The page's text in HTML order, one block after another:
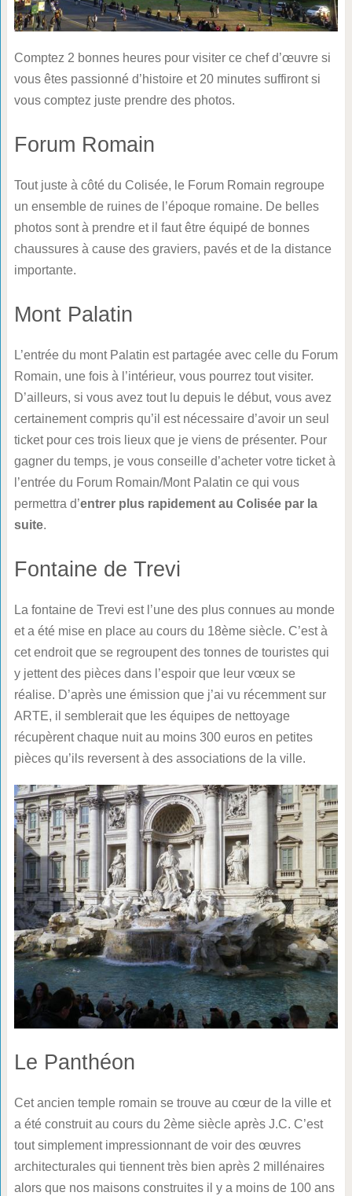
Comptez 2 bonnes heures pour visiter ce chef d’œuvre si
vous êtes passionné d’histoire et 20 minutes suffiront si
vous comptez juste prendre des photos.
Forum Romain
Tout juste à côté du Colisée, le Forum Romain regroupe
un ensemble de ruines de l’époque romaine. De belles
photos sont à prendre et il faut être équipé de bonnes
chaussures à cause des graviers, pavés et de la distance
importante.
Mont Palatin
L’entrée du mont Palatin est partagée avec celle du Forum
Romain, une fois à l’intérieur, vous pourrez tout visiter.
D’ailleurs, si vous avez tout lu depuis le début, vous avez
certainement compris qu’il est nécessaire d’avoir un seul
ticket pour ces trois lieux que je viens de présenter. Pour
gagner du temps, je vous conseille d’acheter votre ticket à
l’entrée du Forum Romain/Mont Palatin ce qui vous
permettra d’entrer plus rapidement au Colisée par la
suite.
Fontaine de Trevi
La fontaine de Trevi est l’une des plus connues au monde
et a été mise en place au cours du 18ème siècle. C’est à
cet endroit que se regroupent des tonnes de touristes qui
y jettent des pièces dans l’espoir que leur vœux se
réalise. D’après une émission que j’ai vu récemment sur
ARTE, il semblerait que les équipes de nettoyage
récupèrent chaque nuit au moins 300 euros en petites
pièces qu’ils reversent à des associations de la ville.
Le Panthéon
Cet ancien temple romain se trouve au cœur de la ville et
a été construit au cours du 2ème siècle après J.C. C’est
tout simplement impressionnant de voir des œuvres
architecturales qui tiennent très bien après 2 millénaires
alors que nos maisons construites il y a moins de 100 ans